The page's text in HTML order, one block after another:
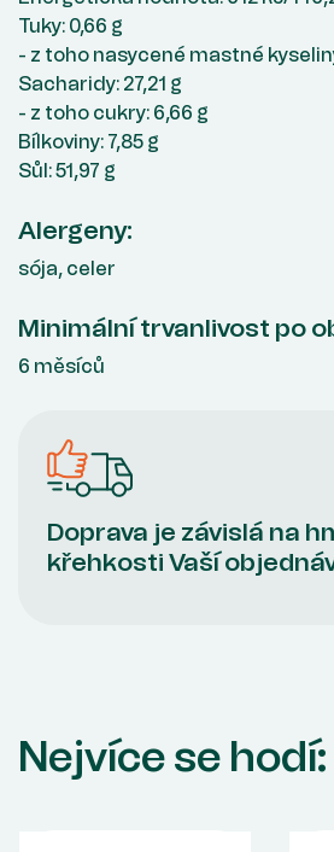
Tuky: 0,66 g
- z toho nasycené mastné
Sacharidy: 27,21 g
- z toho cukry: 6,66 g
Bílkoviny: 7,85 g
Sůl: 51,97 g
Alergeny:
sója, celer
Minimální trvanlivost po
6 měsíců
Doprava je závislá na
křehkosti Vaší
Nejvíce se hodí: